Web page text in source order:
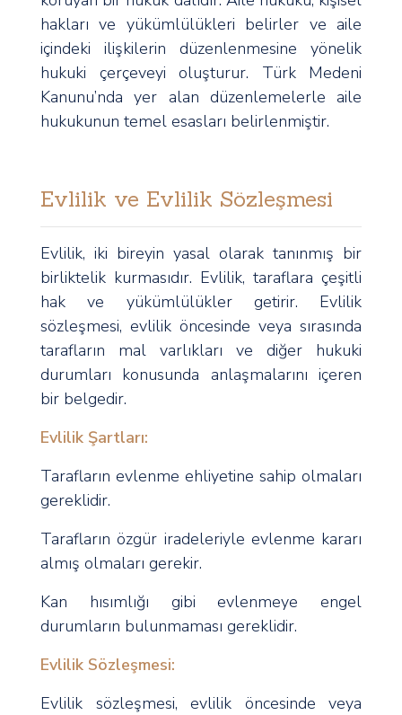
hakları ve yükümlülükleri belirler ve aile
içindeki ilişkilerin düzenlenmesine yönelik
hukuki çerçeveyi oluşturur. Türk Medeni
Kanunu’nda yer alan düzenlemelerle aile
hukukunun temel esasları belirlenmiştir.
Evlilik ve Evlilik Sözleşmesi
Evlilik, iki bireyin yasal olarak tanınmış bir
birliktelik kurmasıdır. Evlilik, taraflara çeşitli
hak ve yükümlülükler getirir. Evlilik
sözleşmesi, evlilik öncesinde veya sırasında
tarafların mal varlıkları ve diğer hukuki
durumları konusunda anlaşmalarını içeren
bir belgedir.
Evlilik Şartları:
Tarafların evlenme ehliyetine sahip olmaları
gereklidir.
Tarafların özgür iradeleriyle evlenme kararı
almış olmaları gerekir.
Kan hısımlığı gibi evlenmeye engel
durumların bulunmaması gereklidir.
Evlilik Sözleşmesi:
Evlilik sözleşmesi, evlilik öncesinde veya